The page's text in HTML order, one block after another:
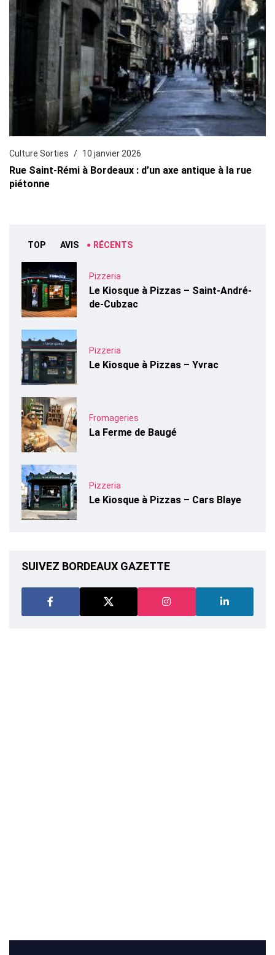
Culture Sorties 10 janvier 2026
Rue Saint-Rémi à Bordeaux : d’un axe antique à la rue
piétonne
TOP AVIS RÉCENTS
Pizzeria
Le Kiosque à Pizzas – Saint-André-
de-Cubzac
Pizzeria
Le Kiosque à Pizzas – Yvrac
Fromageries
La Ferme de Baugé
Pizzeria
Le Kiosque à Pizzas – Cars Blaye
SUIVEZ BORDEAUX GAZETTE